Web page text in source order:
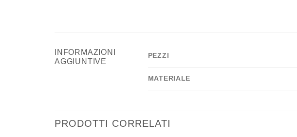
INFORMAZIONI
AGGIUNTIVE
PEZZI
MATERIALE
PRODOTTI CORRELATI